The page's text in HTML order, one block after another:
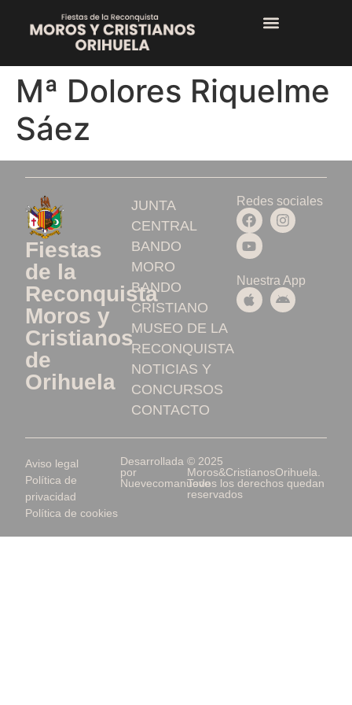
Mª Dolores Riquelme
Sáez
Fiestas
de la
Reconquista
Moros y
Cristianos
de
Orihuela
JUNTA
CENTRAL
BANDO
MORO
BANDO
CRISTIANO
MUSEO DE LA
RECONQUISTA
NOTICIAS Y
CONCURSOS
CONTACTO
Redes sociales
Nuestra App
Aviso legal
Política de
privacidad
Política de cookies
Desarrollada
por
Nuevecomanueve
© 2025
Moros&CristianosOrihuela.
Todos los derechos quedan
reservados